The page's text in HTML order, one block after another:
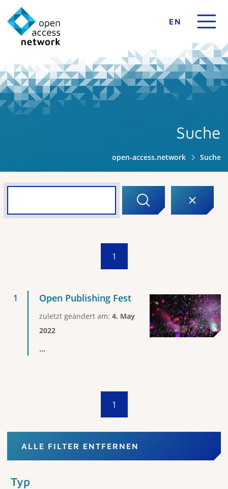
EN
Suche
open-access.network Suche
1
Open Publishing Fest
zuletzt geändert am: 4. May
2022
...
1
ALLE FILTER ENTFERNEN
Typ